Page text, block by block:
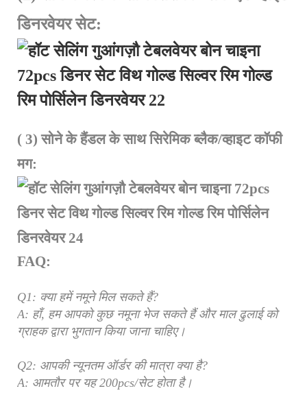
डिनरवेयर सेट:
( 3) सोने के हैंडल के साथ सिरेमिक ब्लैक/व्हाइट कॉफी
मग:
FAQ:
Q1: क्या हमें नमूने मिल सकते हैं?
A: हाँ, हम आपको कुछ नमूना भेज सकते हैं और माल ढुलाई को
ग्राहक द्वारा भुगतान किया जाना चाहिए।
Q2: आपकी न्यूनतम ऑर्डर की मात्रा क्या है?
A: आमतौर पर यह 200pcs/सेट होता है।